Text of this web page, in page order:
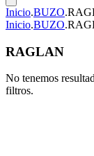
Inicio.BUZO.
Inicio.BUZO.
RAGLAN
No tenemos
filtros.